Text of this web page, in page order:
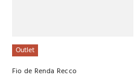
Outlet
Fio de Renda Recco